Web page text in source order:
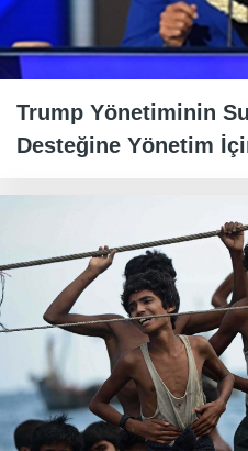
Trump Yönetiminin
Desteğine Yönetim